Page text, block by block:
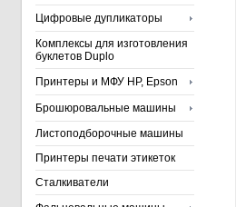
Цифровые дупликаторы
Комплексы для изготовления
буклетов Duplo
Принтеры и МФУ HP, Epson
Брошюровальные машины
Листоподборочные машины
Принтеры печати этикеток
Сталкиватели